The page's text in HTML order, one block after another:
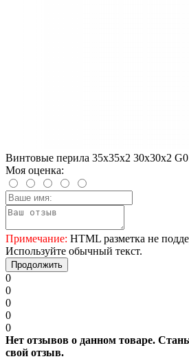
Винтовые перила 35х35х2 30х30х2
Моя оценка:
Примечание: HTML разметка не
Используйте обычный текст.
Продолжить
0
0
0
0
0
Нет отзывов о данном товаре.
свой отзыв.